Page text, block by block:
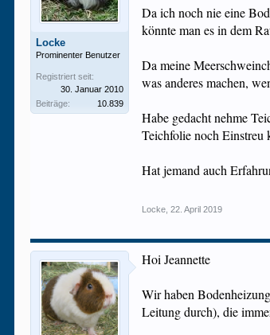
Locke
Prominenter Benutzer
Registriert seit:
30. Januar 2010
Beiträge:
10.839
Da ich noch nie eine
könnte man es in dem
Da meine
was anderes machen,
Habe gedacht nehme
Teichfolie noch Einstreu
Hat jemand auch
Locke 22. April 2019
Hoi Jeannette
Wir haben
Leitung durch), die